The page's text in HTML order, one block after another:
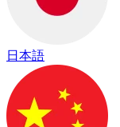
日本語